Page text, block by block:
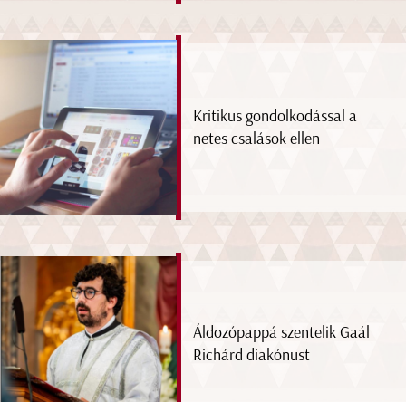
Kritikus gondolkodással a
netes csalások ellen
Áldozópappá szentelik Gaál
Richárd diakónust